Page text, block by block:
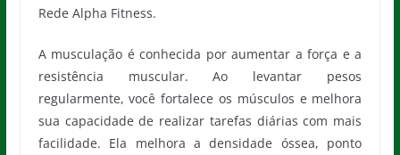
Rede Alpha Fitness.
A musculação é conhecida por aumentar a força e a
resistência muscular. Ao levantar pesos
regularmente, você fortalece os músculos e melhora
sua capacidade de realizar tarefas diárias com mais
facilidade. Ela melhora a densidade óssea, ponto